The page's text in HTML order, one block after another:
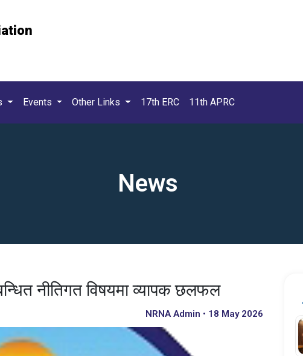
Events Other Links 17th ERC 11th APRC
News
नीतिगत विषयमा व्यापक छलफल
NRNA Admin • 18 May 2026